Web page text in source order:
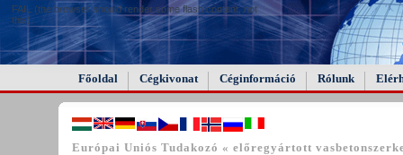
FAIL (the browser should render some flash content, not
this).
Főoldal Cégkivonat Céginformáció Rólunk
Európai Uniós Tudakozó « előregyártott